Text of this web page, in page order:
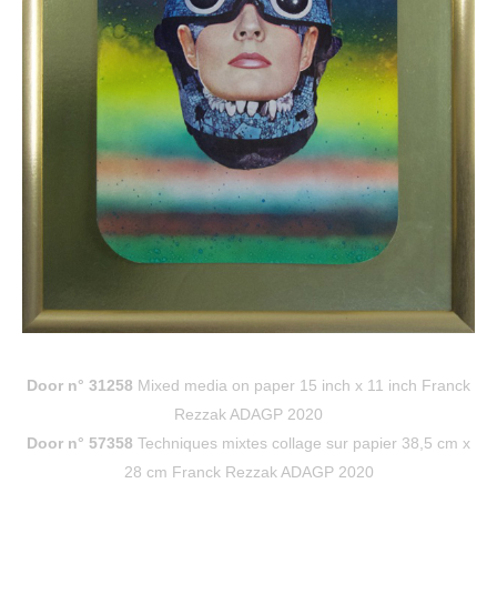
Door n° 31258 Mixed media on paper 15 inch x 11 inch Franck
Rezzak ADAGP 2020
Door n° 57358 Techniques mixtes collage sur papier 38,5 cm x
28 cm Franck Rezzak ADAGP 2020